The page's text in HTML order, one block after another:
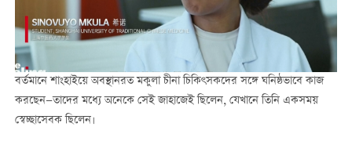
বর্তমানে শাংহাইয়ে অবস্থানরত মকুলা চীনা চিকিৎসকদের সঙ্গে ঘনিষ্ঠভাবে কাজ
করছেন—তাদের মধ্যে অনেকে সেই জাহাজেই ছিলেন, যেখানে তিনি একসময়
স্বেচ্ছাসেবক ছিলেন।